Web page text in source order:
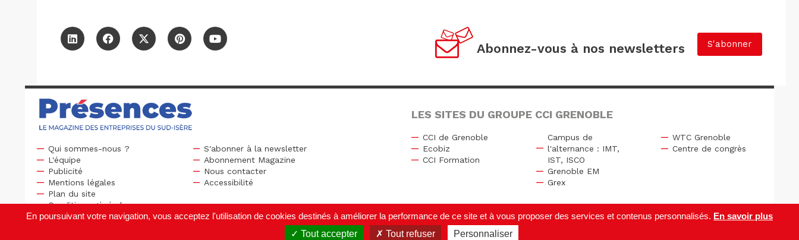
Abonnez-vous à nos newsletters S'abonner
Qui sommes-nous ?
L'équipe
Publicité
S'abonner à la newsletter
Abonnement Magazine
Nous contacter
Mentions légales
Plan du site
Conditions générales
Accessibilité
LES SITES DU GROUPE CCI GRENOBLE
CCI de Grenoble
Ecobiz
CCI Formation
Campus de
l'alternance : IMT,
IST, ISCO
Grenoble EM
Grex
WTC Grenoble
Centre de congrès
En poursuivant votre navigation, vous acceptez l'utilisation de cookies destinés à améliorer la performance de ce site et à vous proposer des services et contenus personnalisés. En savoir plus
Tout accepter
Tout refuser Personnaliser